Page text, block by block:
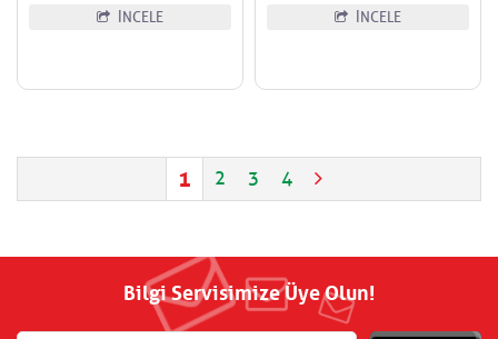
İNCELE İNCELE
1 2 3 4
Bilgi Servisimize Üye Olun!